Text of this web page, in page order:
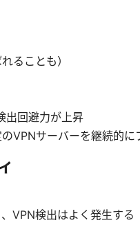
ることも）
出回避力が上昇
VPNサーバーを継続的に
VPN検出はよく発生する